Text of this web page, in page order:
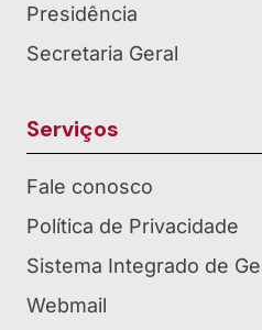
Presidência
Secretaria Geral
Serviços
Fale conosco
Política de Privacidade
Sistema Integrado de
Webmail